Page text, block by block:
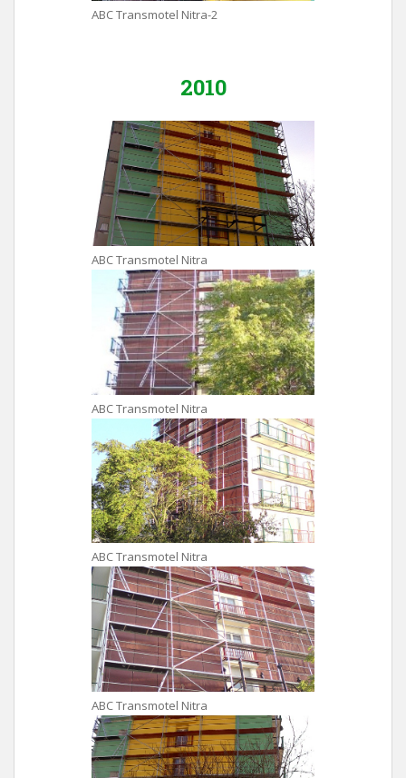
ABC Transmotel Nitra-2
2010
ABC Transmotel Nitra
ABC Transmotel Nitra
ABC Transmotel Nitra
ABC Transmotel Nitra